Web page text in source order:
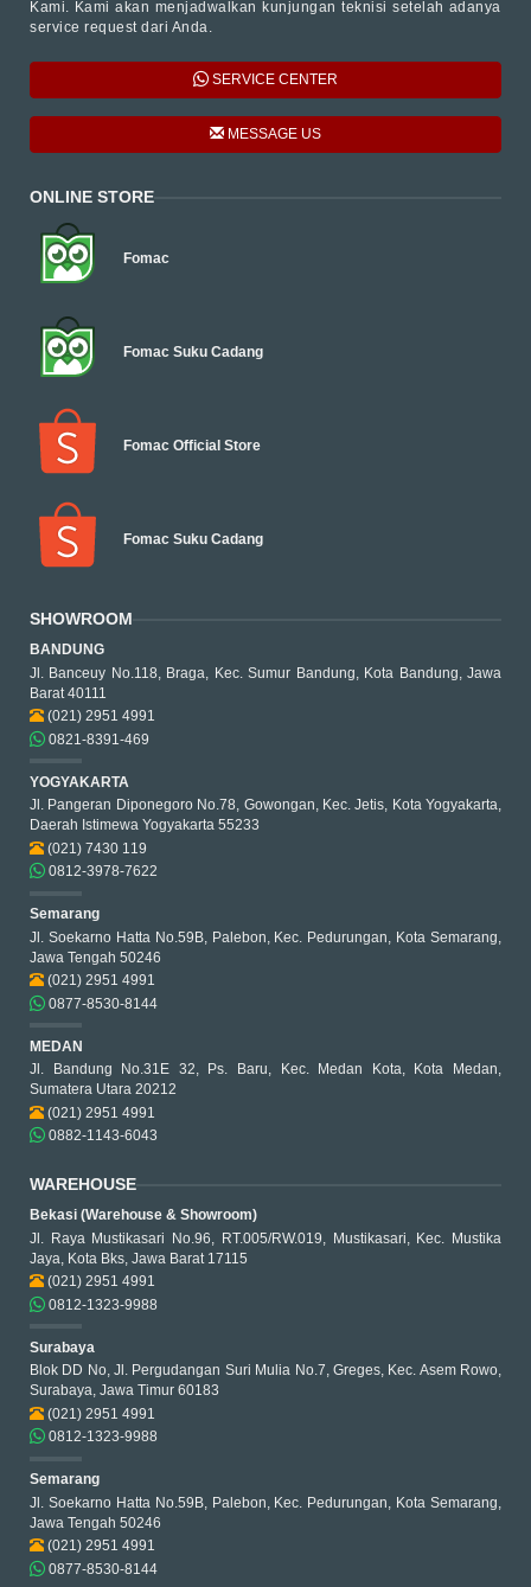
Kami. Kami akan menjadwalkan kunjungan teknisi setelah adanya
service request dari Anda.
SERVICE CENTER
MESSAGE US
ONLINE STORE
Fomac
Fomac Official Store
Fomac Suku Cadang
Fomac Suku Cadang
SHOWROOM
BANDUNG
Jl. Banceuy No.118, Braga, Kec. Sumur Bandung, Kota Bandung, Jawa
Barat 40111
(021) 2951 4991
0821-8391-469
YOGYAKARTA
Jl. Pangeran Diponegoro No.78, Gowongan, Kec. Jetis, Kota Yogyakarta,
Daerah Istimewa Yogyakarta 55233
(021) 7430 119
0812-3978-7622
Semarang
Jl. Soekarno Hatta No.59B, Palebon, Kec. Pedurungan, Kota Semarang,
Jawa Tengah 50246
(021) 2951 4991
0877-8530-8144
MEDAN
Jl. Bandung No.31E 32, Ps. Baru, Kec. Medan Kota, Kota Medan,
Sumatera Utara 20212
(021) 2951 4991
0882-1143-6043
WAREHOUSE
Bekasi (Warehouse & Showroom)
Jl. Raya Mustikasari No.96, RT.005/RW.019, Mustikasari, Kec. Mustika
Jaya, Kota Bks, Jawa Barat 17115
(021) 2951 4991
0812-1323-9988
Surabaya
Blok DD No, Jl. Pergudangan Suri Mulia No.7, Greges, Kec. Asem Rowo,
Surabaya, Jawa Timur 60183
(021) 2951 4991
0812-1323-9988
Semarang
Jl. Soekarno Hatta No.59B, Palebon, Kec. Pedurungan, Kota Semarang,
Jawa Tengah 50246
(021) 2951 4991
0877-8530-8144